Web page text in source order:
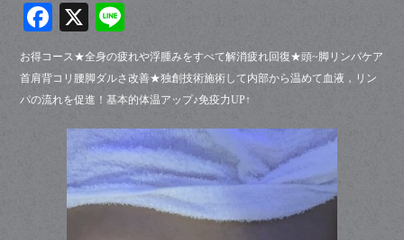
Fa
ce
bo
ok
X
ne
お得コース★全身の疲れや浮腫みをすべて解消疲れ回復★頭~脚リンパケア
首肩背コリ腰脚ダルさ改善★独創技術施術して内部から温めて血液，リン
パの流れを促進！基本的体温アップ♪免疫力UP↑